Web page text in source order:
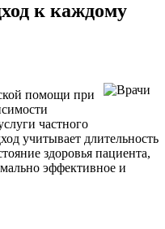
к каждому
помощи при
частного
учитывает длительность
здоровья пациента,
эффективное и